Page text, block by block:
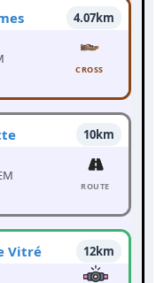
4.07km
CROSS
10km
ROUTE
Vitré
12km